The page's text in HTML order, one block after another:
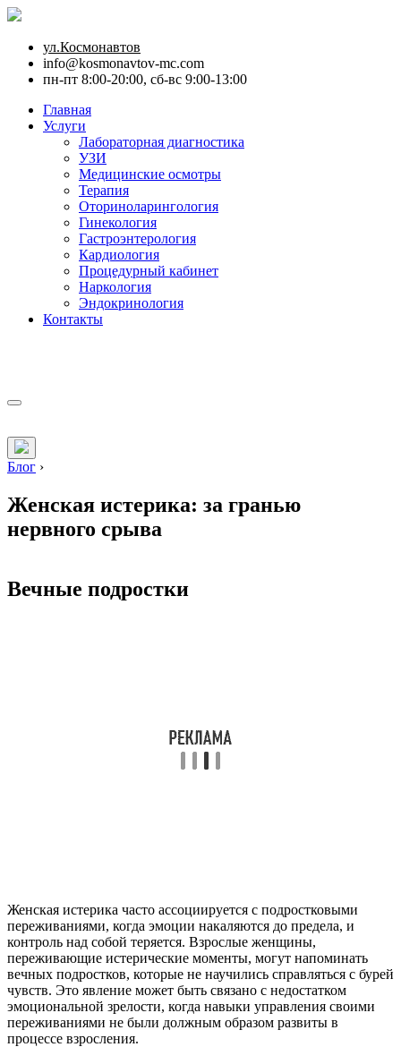
ул.Космонавтов
info@kosmonavtov-mc.com
пн-пт 8:00-20:00, сб-вс 9:00-13:00
Главная
Услуги
Лабораторная диагностика
УЗИ
Медицинские осмотры
Терапия
Оториноларингология
Гинекология
Гастроэнтерология
Кардиология
Процедурный кабинет
Наркология
Эндокринология
Контакты
Блог ›
Женская истерика: за гранью
нервного срыва
Вечные подростки
Женская истерика часто ассоциируется с подростковыми
переживаниями, когда эмоции накаляются до предела, и
контроль над собой теряется. Взрослые женщины,
переживающие истерические моменты, могут напоминать
вечных подростков, которые не научились справляться с бурей
чувств. Это явление может быть связано с недостатком
эмоциональной зрелости, когда навыки управления своими
переживаниями не были должным образом развиты в
процессе взросления.